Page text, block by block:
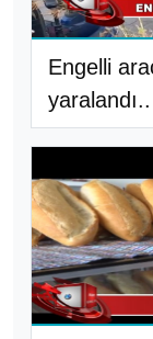
Engelli
yaralandı..